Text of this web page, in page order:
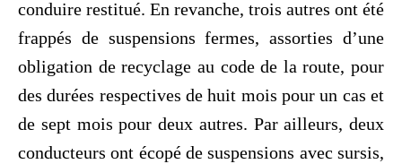
conduire restitué. En revanche, trois autres ont été
frappés de suspensions fermes, assorties d’une
obligation de recyclage au code de la route, pour
des durées respectives de huit mois pour un cas et
de sept mois pour deux autres. Par ailleurs, deux
conducteurs ont écopé de suspensions avec sursis,